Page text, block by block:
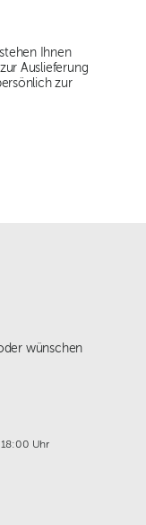
Ihnen
Auslieferung
zur
wünschen
Uhr